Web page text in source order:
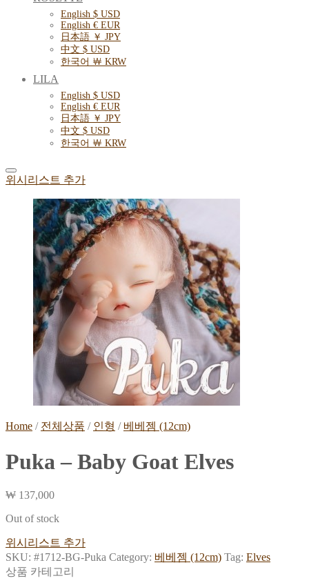
English $ USD
English € EUR
日本語 ￥ JPY
中文 $ USD
한국어 ￦ KRW
LILA
English $ USD
English € EUR
日本語 ￥ JPY
中文 $ USD
한국어 ￦ KRW
위시리스트 추가
Home / 전체상품 / 인형 / 베베젬 (12cm)
Puka – Baby Goat Elves
₩ 137,000
Out of stock
위시리스트 추가
SKU: #1712-BG-Puka Category: 베베젬 (12cm) Tag: Elves
상품 카테고리